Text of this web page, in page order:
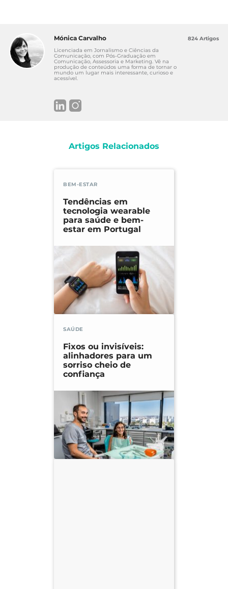
Mónica Carvalho
Licenciada em Jornalismo e Ciências da
Comunicação, com Pós-Graduação em
Comunicação, Assessoria e Marketing. Vê na
produção de conteúdos uma forma de tornar o
mundo um lugar mais interessante, curioso e
acessível.
824 Artigos
Artigos Relacionados
BEM-ESTAR
Tendências em
tecnologia wearable
para saúde e bem-
estar em Portugal
SAÚDE
Fixos ou invisíveis:
alinhadores para um
sorriso cheio de
confiança